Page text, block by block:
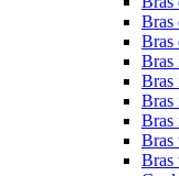
Bras
Bras
Bras
Bras
Bras
Bras
Bras
Bras